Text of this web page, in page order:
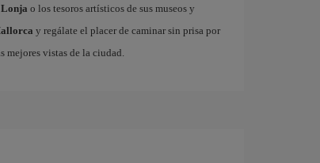
Lonja o los tesoros artísticos de sus museos y
y regálate el placer de caminar sin prisa por
mejores vistas de la ciudad.